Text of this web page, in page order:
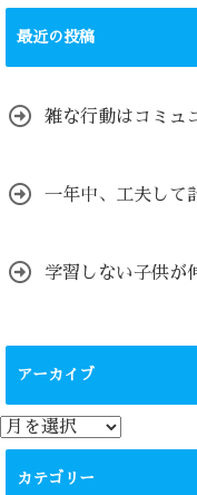
最近の投稿
雑な行動はコミュ
一年中、工夫して
学習しない子供が
アーカイブ
ア
ー
カテゴリー